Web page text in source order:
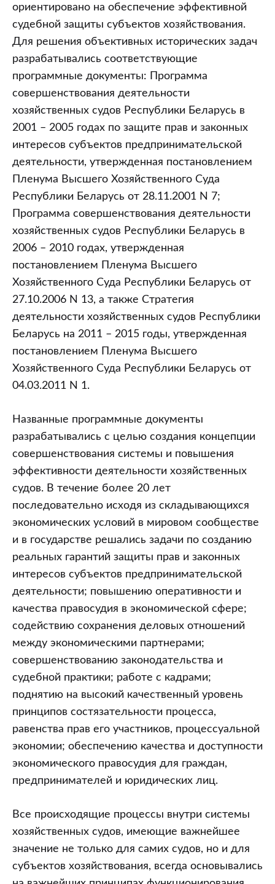
ориентировано на обеспечение эффективной
судебной защиты субъектов хозяйствования.
Для решения объективных исторических задач
разрабатывались соответствующие
программные документы: Программа
совершенствования деятельности
хозяйственных судов Республики Беларусь в
2001 – 2005 годах по защите прав и законных
интересов субъектов предпринимательской
деятельности, утвержденная постановлением
Пленума Высшего Хозяйственного Суда
Республики Беларусь от 28.11.2001 N 7;
Программа совершенствования деятельности
хозяйственных судов Республики Беларусь в
2006 – 2010 годах, утвержденная
постановлением Пленума Высшего
Хозяйственного Суда Республики Беларусь от
27.10.2006 N 13, а также Стратегия
деятельности хозяйственных судов Республики
Беларусь на 2011 – 2015 годы, утвержденная
постановлением Пленума Высшего
Хозяйственного Суда Республики Беларусь от
04.03.2011 N 1.
Названные программные документы
разрабатывались с целью создания концепции
совершенствования системы и повышения
эффективности деятельности хозяйственных
судов. В течение более 20 лет
последовательно исходя из складывающихся
экономических условий в мировом сообществе
и в государстве решались задачи по созданию
реальных гарантий защиты прав и законных
интересов субъектов предпринимательской
деятельности; повышению оперативности и
качества правосудия в экономической сфере;
содействию сохранения деловых отношений
между экономическими партнерами;
совершенствованию законодательства и
судебной практики; работе с кадрами;
поднятию на высокий качественный уровень
принципов состязательности процесса,
равенства прав его участников, процессуальной
экономии; обеспечению качества и доступности
экономического правосудия для граждан,
предпринимателей и юридических лиц.
Все происходящие процессы внутри системы
хозяйственных судов, имеющие важнейшее
значение не только для самих судов, но и для
субъектов хозяйствования, всегда основывались